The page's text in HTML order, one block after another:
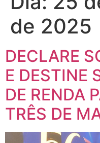
de 2025
DECLARE
E DESTINE
DE RENDA
TRÊS DE